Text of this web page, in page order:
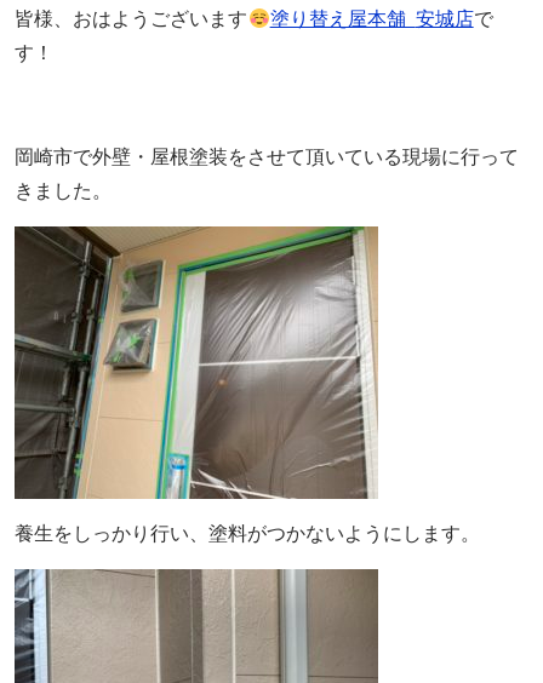
皆様、おはようございます 塗り替え屋本舗 安城店で
す！
岡崎市で外壁・屋根塗装をさせて頂いている現場に行って
きました。
養生をしっかり行い、塗料がつかないようにします。